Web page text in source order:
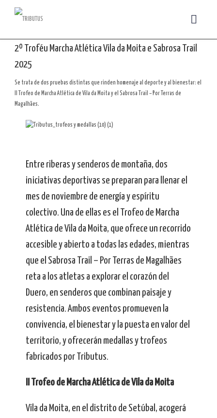
2º Troféu Marcha Atlética Vila da Moita e Sabrosa Trail
2025
Se trata de dos pruebas distintas que rinden homenaje al deporte y al bienestar: el
II Trofeo de Marcha Atlética de Vila da Moita y el Sabrosa Trail – Por Terras de
Magalhães.
Entre riberas y senderos de montaña, dos
iniciativas deportivas se preparan para llenar el
mes de noviembre de energía y espíritu
colectivo. Una de ellas es el Trofeo de Marcha
Atlética de Vila da Moita, que ofrece un recorrido
accesible y abierto a todas las edades, mientras
que el Sabrosa Trail – Por Terras de Magalhães
reta a los atletas a explorar el corazón del
Duero, en senderos que combinan paisaje y
resistencia. Ambos eventos promueven la
convivencia, el bienestar y la puesta en valor del
territorio, y ofrecerán medallas y trofeos
fabricados por Tributus.
II Trofeo de Marcha Atlética de Vila da Moita
Vila da Moita, en el distrito de Setúbal, acogerá